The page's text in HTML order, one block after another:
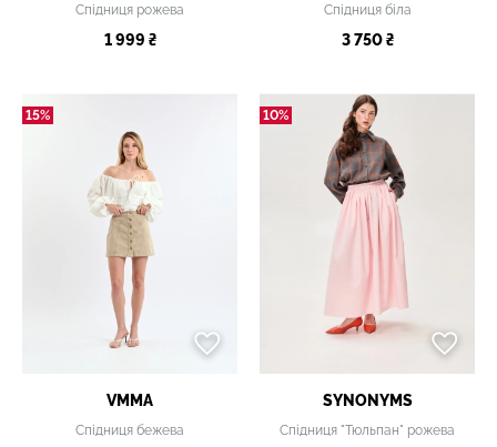
Спідниця рожева
1 999 ₴
Спідниця біла
3 750 ₴
15%
VMMA
Спідниця бежева
10%
SYNONYMS
Спідниця "Тюльпан" рожева